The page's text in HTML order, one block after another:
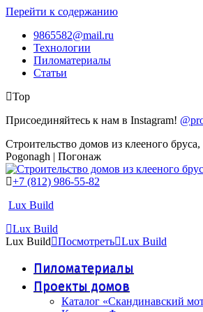
Перейти к содержанию
9865582@mail.ru
Технологии
Пиломатериалы
Статьи
Top
Присоединяйтесь к нам в Instagram!
Строительство домов из клееного
Pogonagh | Погонаж
+7 (812) 986-55-82
Lux Build
Lux Build
Lux Build
Посмотреть Lux Build
Пиломатериалы
Проекты домов
Каталог «Скандинавский